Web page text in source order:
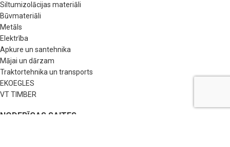
Siltumizolācijas materiāli
Būvmateriāli
Metāls
Elektrība
Apkure un santehnika
Mājai un dārzam
Traktortehnika un transports
EKOEGLES
VT TIMBER
NODERĪGAS SAITES